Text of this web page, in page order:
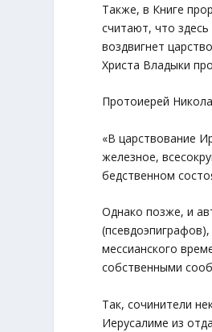
Также, в Книге
считают, что
воздвигнет
Христа Владыки
Протоиерей
«В царствование
железное,
бедственном
Однако позже, и
мессианского
собственными
Так, сочинители
Иерусалиме из